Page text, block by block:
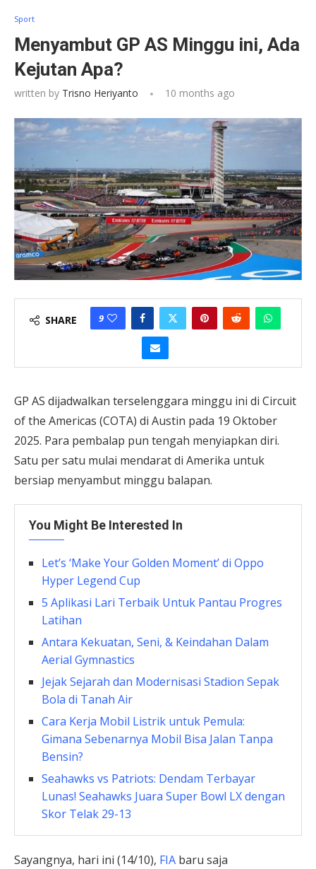
Sport
Menyambut GP AS Minggu ini, Ada
Kejutan Apa?
written by Trisno Heriyanto 10 months ago
SHARE 9
GP AS dijadwalkan terselenggara minggu ini di Circuit
of the Americas (COTA) di Austin pada 19 Oktober
2025. Para pembalap pun tengah menyiapkan diri.
Satu per satu mulai mendarat di Amerika untuk
bersiap menyambut minggu balapan.
You Might Be Interested In
Let’s ‘Make Your Golden Moment’ di Oppo
Hyper Legend Cup
5 Aplikasi Lari Terbaik Untuk Pantau Progres
Latihan
Antara Kekuatan, Seni, & Keindahan Dalam
Aerial Gymnastics
Jejak Sejarah dan Modernisasi Stadion Sepak
Bola di Tanah Air
Cara Kerja Mobil Listrik untuk Pemula:
Gimana Sebenarnya Mobil Bisa Jalan Tanpa
Bensin?
Seahawks vs Patriots: Dendam Terbayar
Lunas! Seahawks Juara Super Bowl LX dengan
Skor Telak 29-13
Sayangnya, hari ini (14/10), FIA baru saja